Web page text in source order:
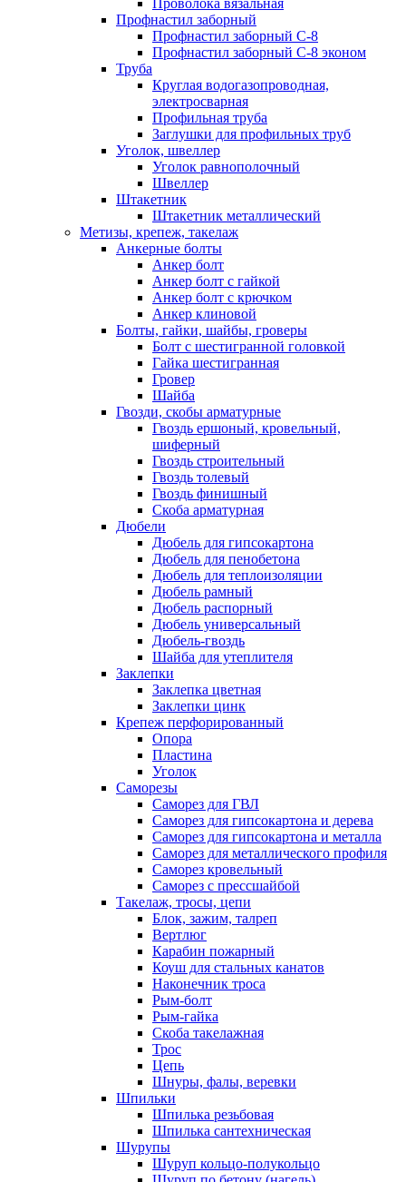
Проволока вязальная
Профнастил заборный
Профнастил заборный С-8
Профнастил заборный С-8 эконом
Труба
Круглая водогазопроводная,
электросварная
Профильная труба
Заглушки для профильных труб
Уголок, швеллер
Уголок равнополочный
Швеллер
Штакетник
Штакетник металлический
Метизы, крепеж, такелаж
Анкерные болты
Анкер болт
Анкер болт с гайкой
Анкер болт с крючком
Анкер клиновой
Болты, гайки, шайбы, гроверы
Болт c шестигранной головкой
Гайка шестигранная
Гровер
Шайба
Гвозди, скобы арматурные
Гвоздь ершоный, кровельный,
шиферный
Гвоздь строительный
Гвоздь толевый
Гвоздь финишный
Скоба арматурная
Дюбели
Дюбель для гипсокартона
Дюбель для пенобетона
Дюбель для теплоизоляции
Дюбель рамный
Дюбель распорный
Дюбель универсальный
Дюбель-гвоздь
Шайба для утеплителя
Заклепки
Заклепка цветная
Заклепки цинк
Крепеж перфорированный
Опора
Пластина
Уголок
Саморезы
Саморез для ГВЛ
Саморез для гипсокартона и дерева
Саморез для гипсокартона и металла
Саморез для металлического профиля
Саморез кровельный
Саморез с прессшайбой
Такелаж, тросы, цепи
Блок, зажим, талреп
Вертлюг
Карабин пожарный
Коуш для стальных канатов
Наконечник троса
Рым-болт
Рым-гайка
Скоба такелажная
Трос
Цепь
Шнуры, фалы, веревки
Шпильки
Шпилька резьбовая
Шпилька сантехническая
Шурупы
Шуруп кольцо-полукольцо